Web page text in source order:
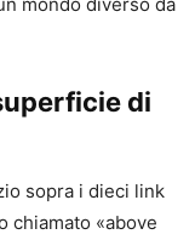
di
sopra i dieci link
chiamato «above